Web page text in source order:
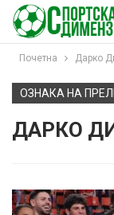
Почетна Дарко
ОЗНАКА НА
ДАРКО